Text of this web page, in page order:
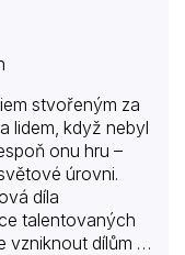
stvořeným za
lidem, když nebyl
onu hru –
úrovni.
díla
talentovaných
vzniknout dílům s